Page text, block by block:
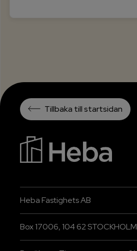
Tillbaka till startsidan
Heba Fastighets AB
Box 17006, 104 62 STOCKHOLM